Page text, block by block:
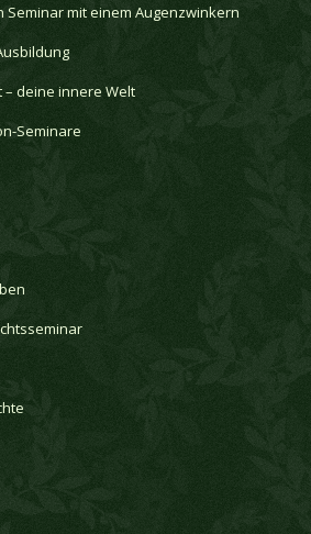
Seminar mit einem Augenzwinkern
deine innere Welt
Seminare